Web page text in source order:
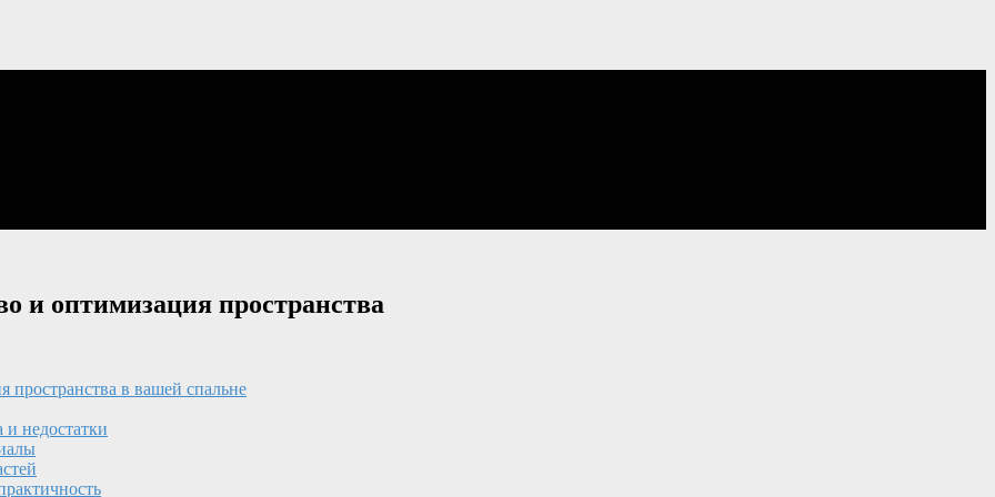
и оптимизация пространства
пространства в вашей спальне
и недостатки